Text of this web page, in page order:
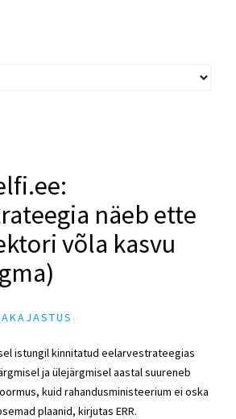
näeb ette
võla kasvu
istungil kinnitatud eelarvestrateegias
ja ülejärgmisel aastal suureneb
kuid rahandusministeerium ei oska
plaanid, kirjutas ERR.